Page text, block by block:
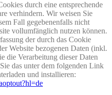
durch eine entsprechende
verhindern. Wir weisen Sie
Fall gegebenenfalls nicht
vollumfänglich nutzen können.
der durch das Cookie
Website bezogenen Daten (inkl.
die Verarbeitung dieser Daten
das unter dem folgenden Link
und installieren: